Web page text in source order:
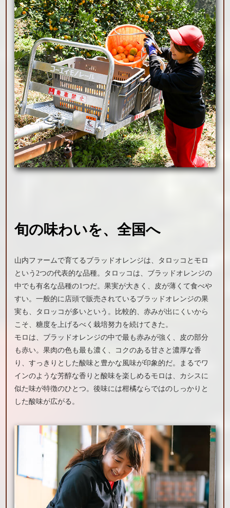
旬の味わいを、全国へ
山内ファームで育てるブラッドオレンジは、タロッコとモロ
という2つの代表的な品種。タロッコは、ブラッドオレンジの
中でも有名な品種の1つだ。果実が大きく、皮が薄くて食べや
すい。一般的に店頭で販売されているブラッドオレンジの果
実も、タロッコが多いという。比較的、赤みが出にくいから
こそ、糖度を上げるべく栽培努力を続けてきた。
モロは、ブラッドオレンジの中で最も赤みが強く、皮の部分
も赤い。果肉の色も最も濃く、コクのある甘さと濃厚な香
り、すっきりとした酸味と豊かな風味が印象的だ。まるでワ
インのような芳醇な香りと酸味を楽しめるモロは、カシスに
似た味が特徴のひとつ。後味には柑橘ならではのしっかりと
した酸味が広がる。